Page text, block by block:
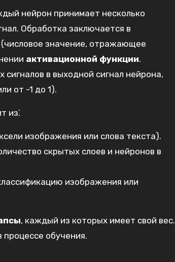
нейрон принимает несколько
Обработка заключается в
(числовое значение‚ отражающее
активационной функции.
в выходной сигнал нейрона‚
от -1 до 1).
из⁚
изображения или слова текста).
скрытых слоев и нейронов в
изображения или
‚ каждый из которых имеет свой вес.
обучения.